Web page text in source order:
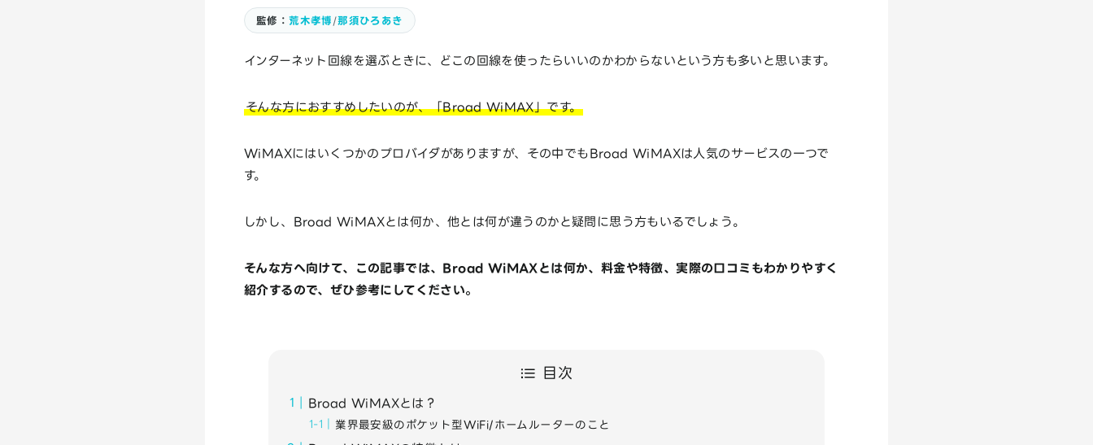
監修：荒木孝博 /那須ひろあき
インターネット回線を選ぶときに、どこの回線を使ったらいいのかわからないという方も多いと思います。
そんな方におすすめしたいのが、「Broad WiMAX」です。
WiMAXにはいくつかのプロバイダがありますが、その中でもBroad WiMAXは人気のサービスの一つで
す。
しかし、Broad WiMAXとは何か、他とは何が違うのかと疑問に思う方もいるでしょう。
そんな方へ向けて、この記事では、Broad WiMAXとは何か、料金や特徴、実際の口コミもわかりやすく
紹介するので、ぜひ参考にしてください。
目次
Broad WiMAXとは？
業界最安級のポケット型WiFi/ホームルーターのこと